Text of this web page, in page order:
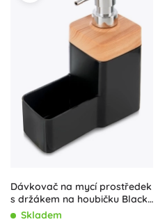
Dávkovač na mycí prostředek
s držákem na houbičku Black
500 ml
Skladem